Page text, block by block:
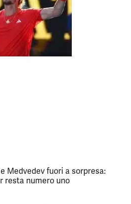
Medvedev fuori a sorpresa:
resta numero uno